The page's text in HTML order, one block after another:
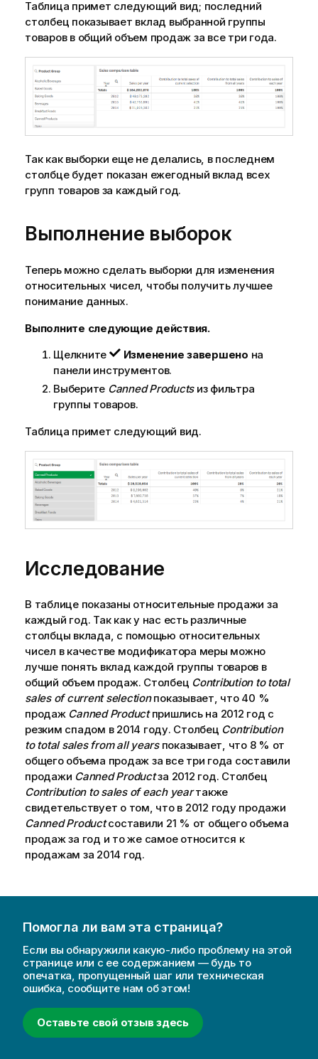
Таблица примет следующий вид; последний
столбец показывает вклад выбранной группы
товаров в общий объем продаж за все три года.
Так как выборки еще не делались, в последнем
столбце будет показан ежегодный вклад всех
групп товаров за каждый год.
Выполнение выборок
Теперь можно сделать выборки для изменения
относительных чисел, чтобы получить лучшее
понимание данных.
Выполните следующие действия.
Щелкните
Изменение завершено на
панели инструментов.
Выберите Canned Productsиз фильтра
группы товаров.
Таблица примет следующий вид.
Исследование
В таблице показаны относительные продажи за
каждый год. Так как у нас есть различные
столбцы вклада, с помощью относительных
чисел в качестве модификатора меры можно
лучше понять вклад каждой группы товаров в
общий объем продаж. Столбец Contribution to total
sales of current selectionпоказывает, что 40 %
продаж Canned Productпришлись на 2012 год с
резким спадом в 2014 году. Столбец Contribution
to total sales from all yearsпоказывает, что 8 % от
общего объема продаж за все три года составили
продажи Canned Productза 2012 год. Столбец
Contribution to sales of each yearтакже
свидетельствует о том, что в 2012 году продажи
Canned Productсоставили 21 % от общего объема
продаж за год и то же самое относится к
продажам за 2014 год.
Помогла ли вам эта страница?
Если вы обнаружили какую-либо проблему на этой
странице или с ее содержанием — будь то
опечатка, пропущенный шаг или техническая
ошибка, сообщите нам об этом!
Оставьте свой отзыв здесь